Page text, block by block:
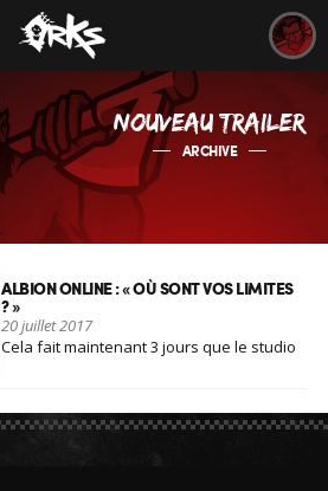
NOUVEAU TRAILER
ARCHIVE
ALBION ONLINE : « OÙ SONT VOS LIMITES
? »
20 juillet 2017
Cela fait maintenant 3 jours que le studio